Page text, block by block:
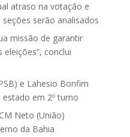
atraso na votação e
serão analisados
missão de garantir
eleições”, conclui
e Lahesio Bonfim
em 2º turno
Neto (União)
da Bahia